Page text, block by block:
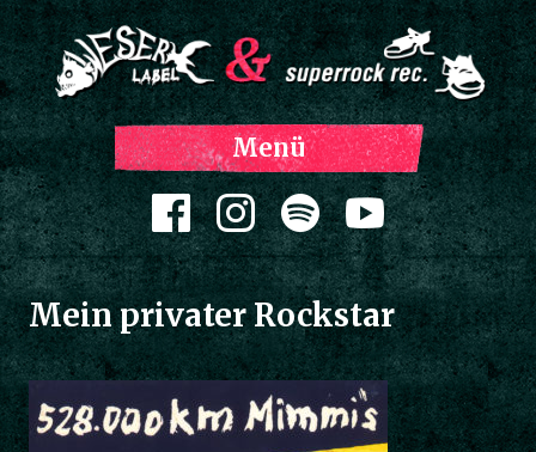
Menü
Zum Inhalt springen
Mein privater Rockstar